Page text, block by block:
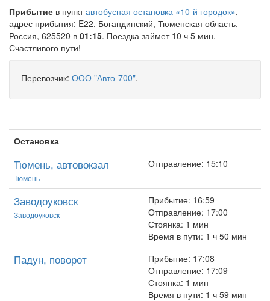
Прибытие в пунктавтобусная остановка «10-й городок»,
адрес прибытия: E22, Богандинский, Тюменская область,
Россия, 625520 в 01:15. Поездка займет 10 ч 5 мин.
Счастливого пути!
Перевозчик: ООО "Авто-700".
Остановка
Тюмень, автовокзал
Тюмень
Отправление: 15:10
Заводоуковск
Заводоуковск
Прибытие: 16:59
Отправление: 17:00
Стоянка: 1 мин
Время в пути: 1 ч 50 мин
Падун, поворот
Прибытие: 17:08
Отправление: 17:09
Стоянка: 1 мин
Время в пути: 1 ч 59 мин